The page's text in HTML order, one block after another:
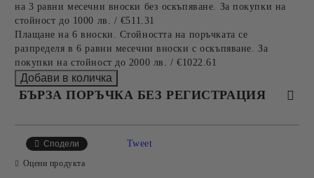
на 3 равни месечни вноски без оскъпяване. За покупки на
стойност до 1000 лв. / €511.31
Плащане на 6 вноски. Стойността на поръчката се
разпределя в 6 равни месечни вноски с оскъпяване. За
покупки на стойност до 2000 лв. / €1022.61
БЪРЗА ПОРЪЧКА БЕЗ РЕГИСТРАЦИЯ
Сподели Tweet
Оцени продукта